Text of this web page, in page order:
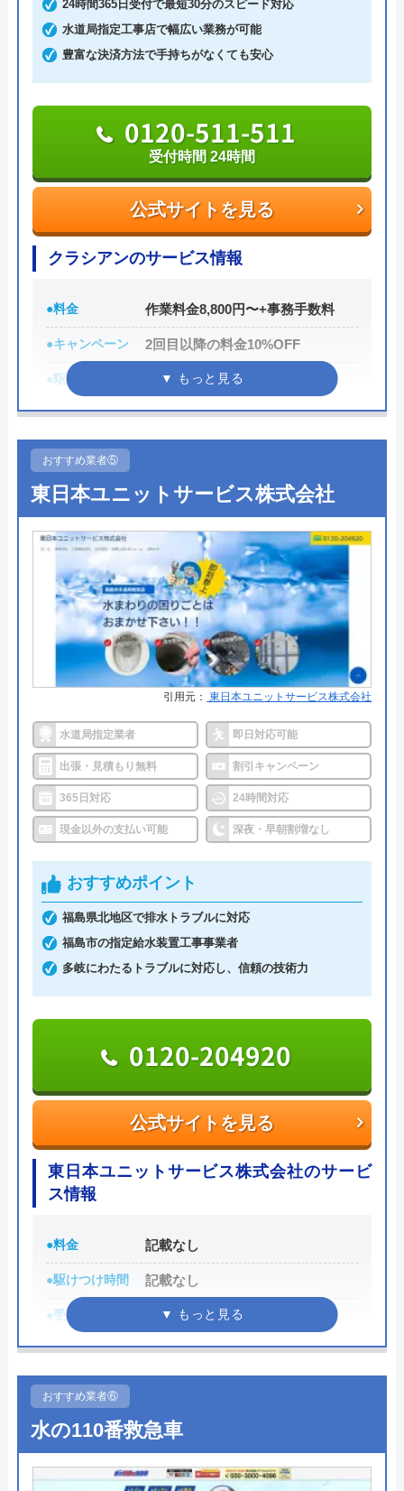
漏れ」「水が止まらない」などの症状に対応。作業
料金が1万円を超えた場合に利用できるホームペー
ジ限定クーポンを実施中なので、お電話の際に「限
定クーポン割引を使用したい」と伝えましょう。
公式サイトを見る
0120-937-419
受付時間 24時間
水道屋のイエローの基本情報
運営会社 水道屋のイエロー
代表者 藤田 和彦
所在地
〒252-0142
神奈川県相模原市緑区元橋本町11-33
対応エリア
24時間365日受付で最短30分のスピード対応
水道局指定工事店で幅広い業務が可能
豊富な決済方法で手持ちがなくても安心
公式サイトを見る
0120-511-511
受付時間 24時間
クラシアンのサービス情報
●料金 作業料金8,800円〜+事務手数料
●キャンペーン 2回目以降の料金10%OFF
●駆けつけ時間 最短30分
●受付時間 24時間
●定休日
●出張見積もり
お見積り・出張費無料※ご成約に
至らない場合は出張費がかかる事
がございます
現金、クレジットカード、コンビ
ニ決済、QRコード決済、ショッピ
ングローン、デビットカード決
済、銀行決済
●累計実績
依頼件数194万件以上（2023年累
計）
●保証・保険 ―
詳細は公式HPでご確認ください
クラシアンがおすすめの理由
クラシアンはTVCMを放送しており、その知名度の
企業も利用しており、そういった点でも間違いなく
悪質な業者ではありません。
作業にかかる金額自体は他の業者とそれほど変わら
ず、残念ながら割引等もありませんが、2回目以降
は10%OFFで修理·交換を行ってくれます。作業内
容・費用を説明し、承諾のサインをもらってから作
業に入るので安心です。作業料金とは別に事務手数
料として諸経費がかかるので、費用をしっかりと確
認してから承諾のサインをしましょう。
各市区から認可を受けている水道局指定工事店であ
り、研修制度や資格取得支援などによるスタッフの
を任せることができるでしょう。
公式サイトを見る
0120-511-511
受付時間 24時間
クラシアンの基本情報
運営会社 株式会社クラシアン
おすすめ業者⑤
東日本ユニットサービス株式会社
引用元： 東日本ユニットサービス株式会社
水道局指定業者 即日対応可能
出張・見積もり無料 割引キャンペーン
365日対応 24時間対応
現金以外の支払い可能 深夜・早朝割増なし
おすすめポイント
福島県北地区で排水トラブルに対応
福島市の指定給水装置工事事業者
多岐にわたるトラブルに対応し、信頼の技術力
公式サイトを見る
0120-204920
東日本ユニットサービス株式会社のサービ
ス情報
●料金 記載なし
●駆けつけ時間 記載なし
●受付時間 8:00～17:00
●定休日 日曜、祝日・当社指定土曜日
●累計実績
東日本ユニットサービス株式会社がおすす
おすすめ業者⑥
水の110番救急車